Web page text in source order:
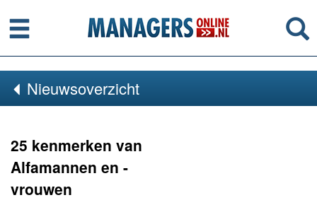
Menu
Nieuwsoverzicht
25 kenmerken van
Alfamannen en -
vrouwen